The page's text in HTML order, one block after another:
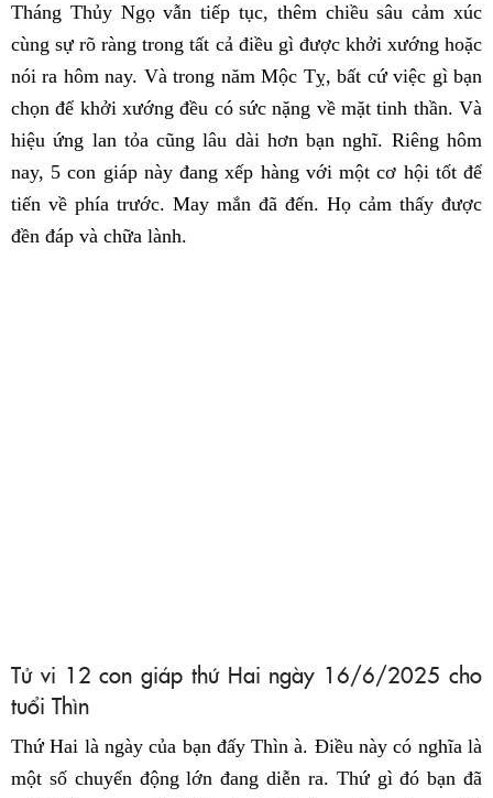
Tháng Thủy Ngọ vẫn tiếp tục, thêm chiều sâu cảm xúc
cùng sự rõ ràng trong tất cả điều gì được khởi xướng hoặc
nói ra hôm nay. Và trong năm Mộc Tỵ, bất cứ việc gì bạn
chọn để khởi xướng đều có sức nặng về mặt tinh thần. Và
hiệu ứng lan tỏa cũng lâu dài hơn bạn nghĩ. Riêng hôm
nay, 5 con giáp này đang xếp hàng với một cơ hội tốt để
tiến về phía trước. May mắn đã đến. Họ cảm thấy được
đền đáp và chữa lành.
Tử vi 12 con giáp thứ Hai ngày 16/6/2025 cho
tuổi Thìn
Thứ Hai là ngày của bạn đấy Thìn à. Điều này có nghĩa là
một số chuyển động lớn đang diễn ra. Thứ gì đó bạn đã